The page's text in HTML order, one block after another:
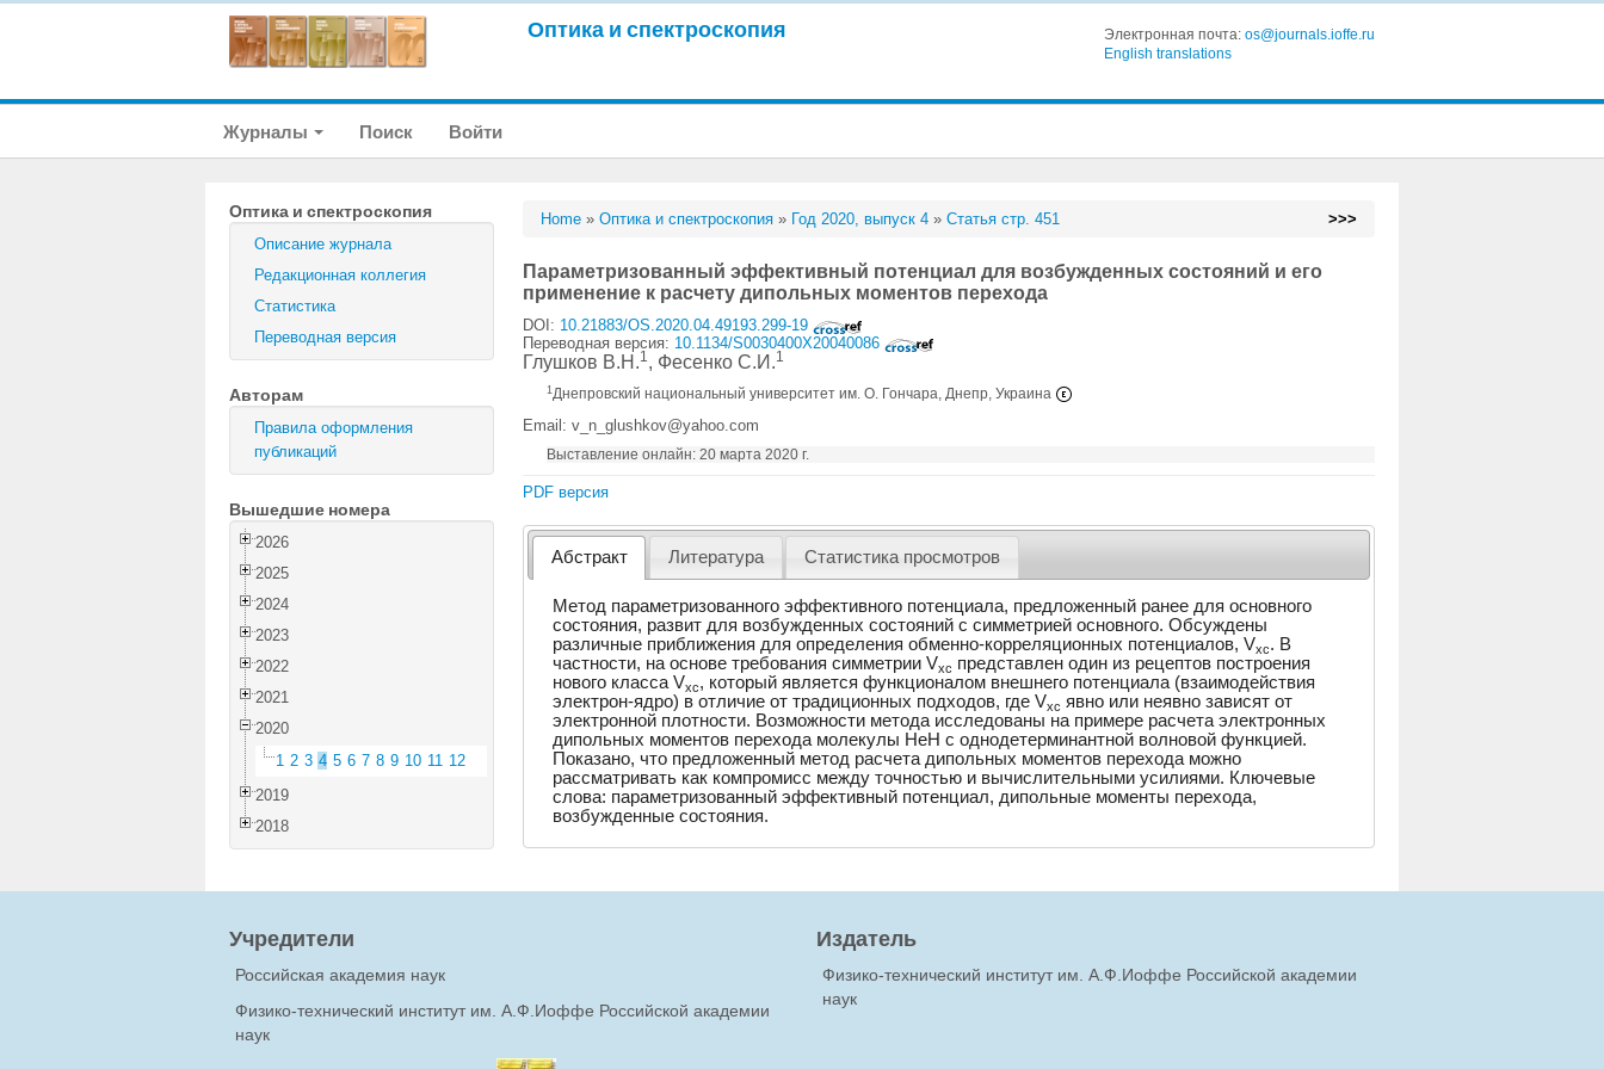
Оптика и спектроскопия Электронная почта: os@journals.ioffe.ru
English translations
Журналы Поиск Войти
Оптика и спектроскопия
Описание журнала
Редакционная коллегия
Статистика
Переводная версия
Авторам
Правила оформления
публикаций
Вышедшие номера
2026
2025
2024
2023
2022
2021
2020
1 2 3 4 5 6 7 8 9 10 11 12
2019
2018
Home »Оптика и спектроскопия » Год 2020, выпуск 4 »Статья стр. 451 >>>
Параметризованный эффективный потенциал для возбужденных состояний и его
применение к расчету дипольных моментов перехода
DOI: 10.21883/OS.2020.04.49193.299-19
Переводная версия: 10.1134/S0030400X20040086
Глушков В.Н.1, Фесенко С.И.1
1 Днепровский национальный университет им. О. Гончара, Днепр, Украина
Email: v_n_glushkov@yahoo.com
Выставление онлайн: 20 марта 2020 г.
PDF версия
Абстракт Литература Статистика просмотров
Метод параметризованного эффективного потенциала, предложенный ранее для основного
состояния, развит для возбужденных состояний с симметрией основного. Обсуждены
различные приближения для определения обменно-корреляционных потенциалов, Vxc. В
частности, на основе требования симметрии Vxc представлен один из рецептов построения
нового класса Vxc, который является функционалом внешнего потенциала (взаимодействия
электрон-ядро) в отличие от традиционных подходов, где Vxc явно или неявно зависят от
электронной плотности. Возможности метода исследованы на примере расчета электронных
дипольных моментов перехода молекулы НеН с однодетерминантной волновой функцией.
Показано, что предложенный метод расчета дипольных моментов перехода можно
рассматривать как компромисс между точностью и вычислительными усилиями. Ключевые
слова: параметризованный эффективный потенциал, дипольные моменты перехода,
возбужденные состояния.
Учредители
Российская академия наук
Физико-технический институт им. А.Ф.Иоффе Российской академии
наук
Издатель
Физико-технический институт им. А.Ф.Иоффе Российской академии
наук